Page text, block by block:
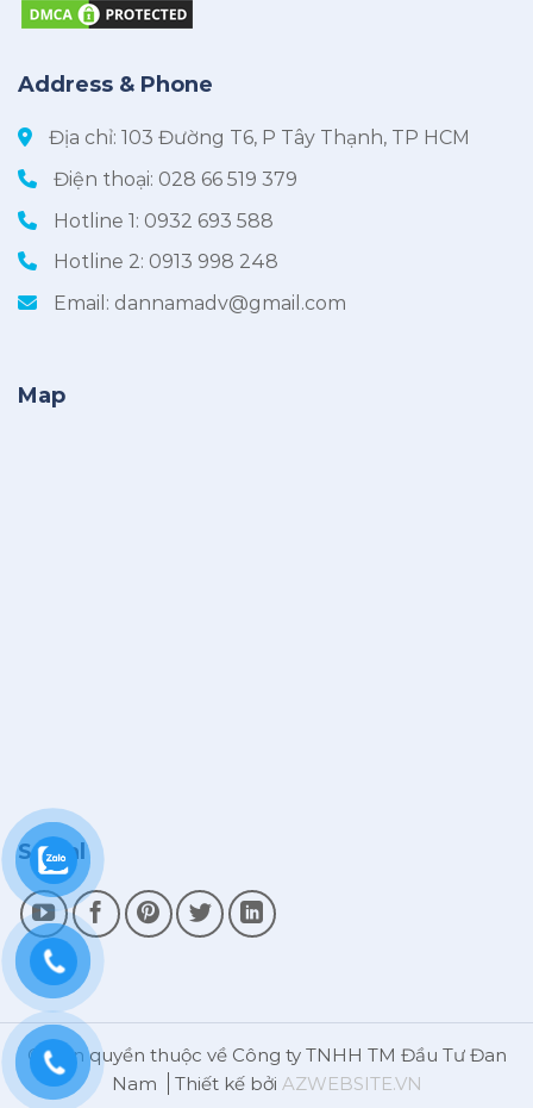
Address & Phone
Địa chỉ: 103 Đường T6, P Tây Thạnh, TP HCM
Điện thoại: 028 66 519 379
Hotline 1: 0932 693 588
Hotline 2: 0913 998 248
Email: dannamadv@gmail.com
Map
Social
© Bản quyền thuộc về Công ty TNHH TM Đầu Tư Đan
Nam
Thiết kế bởi AZWEBSITE.VN